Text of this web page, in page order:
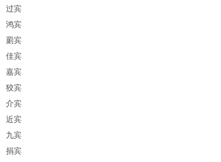
过宾
鸿宾
罽宾
佳宾
嘉宾
狡宾
介宾
近宾
九宾
捐宾